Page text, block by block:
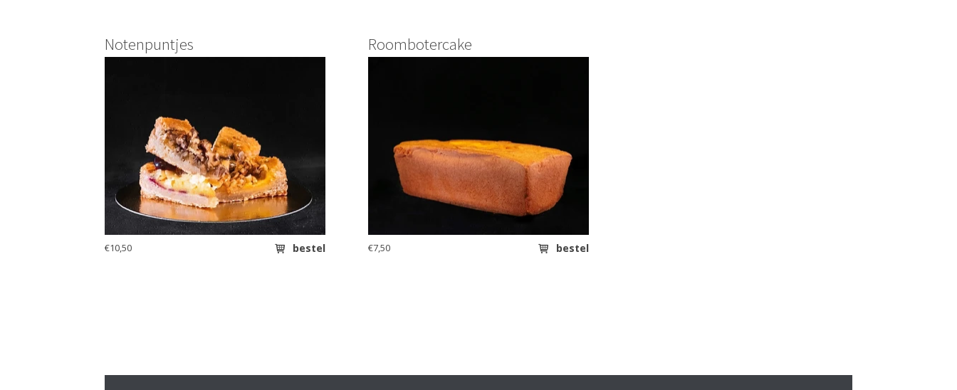
Notenpuntjes
€10,50 bestel
Roombotercake
€7,50 bestel